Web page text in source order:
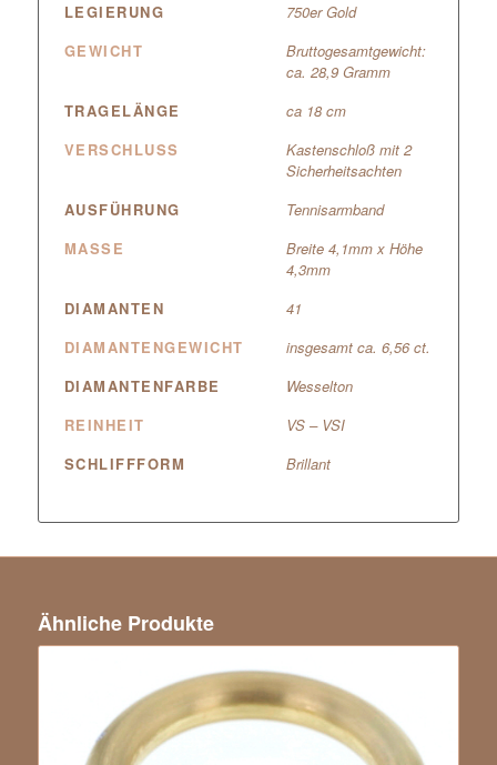
LEGIERUNG
750er Gold
GEWICHT
Bruttogesamtgewicht:
ca. 28,9 Gramm
TRAGELÄNGE
ca 18 cm
VERSCHLUSS
Kastenschloß mit 2
Sicherheitsachten
AUSFÜHRUNG
Tennisarmband
MASSE
Breite 4,1mm x Höhe
4,3mm
DIAMANTEN
41
DIAMANTENGEWICHT
insgesamt ca. 6,56 ct.
DIAMANTENFARBE
Wesselton
REINHEIT
VS – VSI
SCHLIFFFORM
Brillant
Ähnliche Produkte